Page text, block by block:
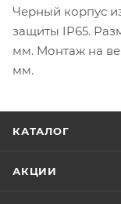
Черный корпус
защиты IP65.
мм. Монтаж на
мм.
КАТАЛОГ
АКЦИИ